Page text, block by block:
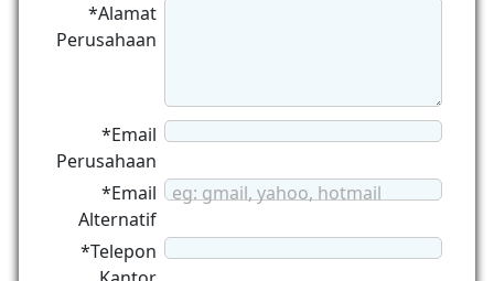
*Alamat
Perusahaan
*Email
Perusahaan
*Email
Alternatif
eg: gmail, yahoo, hotmail
*Telepon